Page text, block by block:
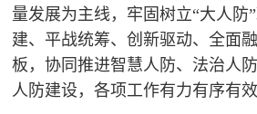
热
点
追
踪
国
防
量发展为主线，牢固树立“大人防
建、平战统筹、创新驱动、全面
板，协同推进智慧人防、法治人
人防建设，各项工作有力有序有效